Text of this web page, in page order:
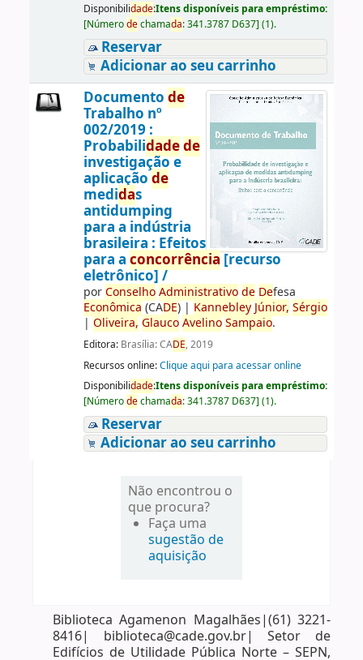
Disponibilidade:Itens disponíveis para empréstimo:
[Númerodechamada:341.3787 D637] (1).
Reservar
Adicionar ao seu carrinho
Documento de
Trabalho nº
002/2019 :
Probabilidadede
investigação e
aplicação de
medidas
antidumping
para a indústria
brasileira : Efeitos
para a concorrência [recurso
eletrônico] /
porConselho Administrativo de Defesa
Econômica (CADE)| Kannebley Júnior, Sérgio
| Oliveira, Glauco Avelino Sampaio.
Editora: Brasília: CADE, 2019
Recursos online:Clique aqui para acessar online
Disponibilidade:Itens disponíveis para empréstimo:
[Númerodechamada:341.3787 D637] (1).
Reservar
Adicionar ao seu carrinho
Não encontrou o
que procura?
Faça uma
sugestão de
aquisição
Biblioteca Agamenon Magalhães|(61) 3221-
8416| biblioteca@cade.gov.br| Setor de
Edifícios de Utilidade Pública Norte – SEPN,